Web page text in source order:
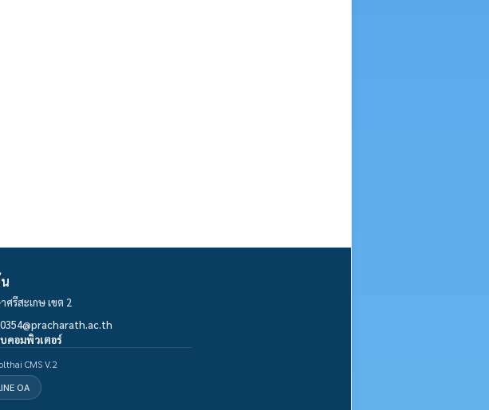
รีสะเกษ เขต 2
คอมพิวเตอร์
CMS V.2
OA